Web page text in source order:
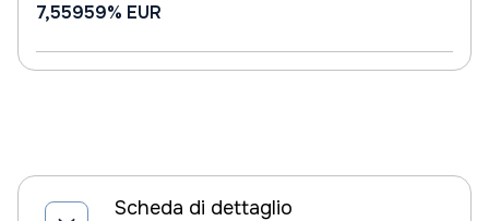
7,55959% EUR
Scheda di dettaglio